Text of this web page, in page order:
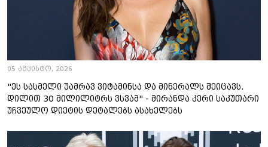
05 აგვისტო, 2026
"ეს სასმელი უამრავ ვიტამინსა და მინერალს შეიცავს.
დილით 30 მილილიტრს ვსვამ" - მირანდა კერი საკუთარი
უჩვეულო დიეტის დეტალებს ასახელებს